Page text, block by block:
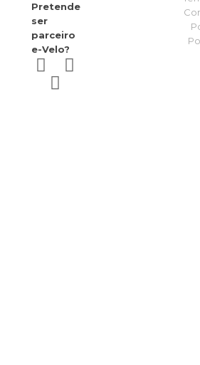
Pretende
ser
parceiro
e-Velo?